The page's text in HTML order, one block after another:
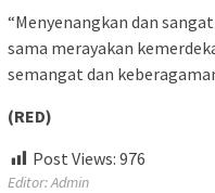
“Menyenangkan dan
sama merayakan
semangat dan
(RED)
Post Views: 976
Editor: Admin